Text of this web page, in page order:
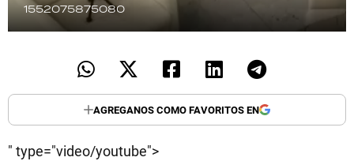
1552075875080
AGREGANOS COMO FAVORITOS EN
" type="video/youtube">